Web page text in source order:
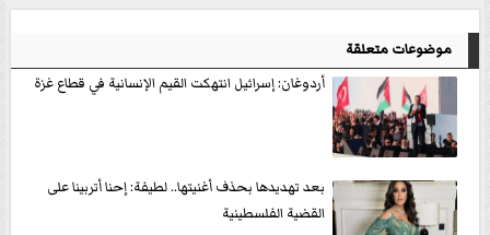
موضوعات متعلقة
أردوغان: إسرائيل انتهكت القيم الإنسانية في قطاع غزة
بعد تهديدها بحذف أغنيتها.. لطيفة: إحنا أتربينا على
القضية الفلسطينية